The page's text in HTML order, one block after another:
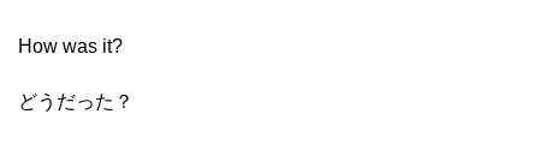
How was it?
どうだった？